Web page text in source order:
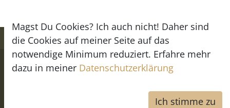
Copyright © Mara Schmidt -Impressum
- We make IT better ;)
Magst Du Cookies? Ich auch nicht! Daher sind
die Cookies auf meiner Seite auf das
notwendige Minimum reduziert. Erfahre mehr
dazu in meiner Datenschutzerklärung
Ich stimme zu